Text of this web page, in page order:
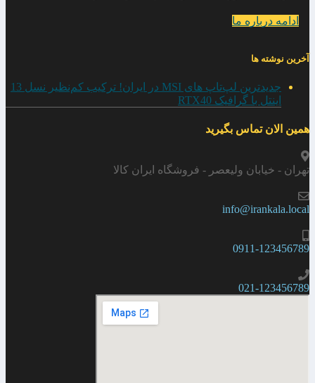
ادامه درباره ما
آخرین نوشته ها
جدیدترین لپ‌تاپ های MSI در ایران! ترکیب کم‌نظیر نسل 13
اینتل با گرافیک RTX40
همین الان تماس بگیرید
تهران - خیابان ولیعصر - فروشگاه ایران کالا
info@irankala.local
0911-123456789
021-123456789